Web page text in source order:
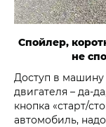
Спойлер,
не
Доступ в машину
двигателя – да-
кнопка «старт/
автомобиль,